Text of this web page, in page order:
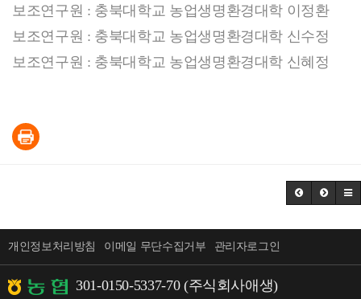
보조연구원 : 충북대학교 농업생명환경대학 이정환
보조연구원 : 충북대학교 농업생명환경대학 신수정
보조연구원 : 충북대학교 농업생명환경대학 신혜정
개인정보처리방침 이메일 무단수집거부 관리자로그인
301-0150-5337-70 (주식회사애생)